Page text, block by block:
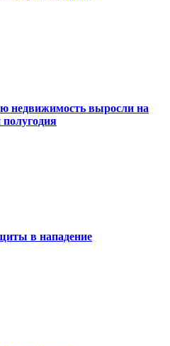
недвижимость выросли на
в нападение